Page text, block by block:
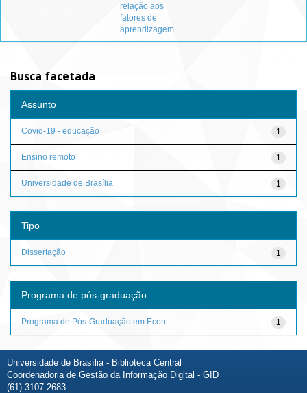
relação aos
fatores de
aprendizagem
Busca facetada
Assunto
1
Covid-19 - educação
1
Ensino remoto
1
Universidade de Brasília
Tipo
1
Dissertação
Programa de pós-graduação
1
Programa de Pós-Graduação em Econ...
Universidade de Brasília - Biblioteca Central
Coordenadoria de Gestão da Informação Digital - GID
(61) 3107-2683